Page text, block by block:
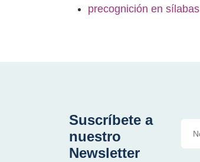
precognición en sílabas
Suscríbete a
nuestro
Newsletter